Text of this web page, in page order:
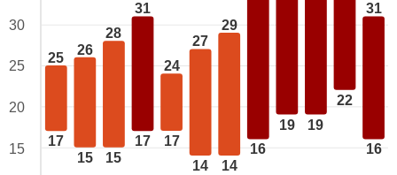
25
17
26
15
28
15
31
17
24
17
27
14
29
14
16
19 19
22
31
16
30
25
20
15